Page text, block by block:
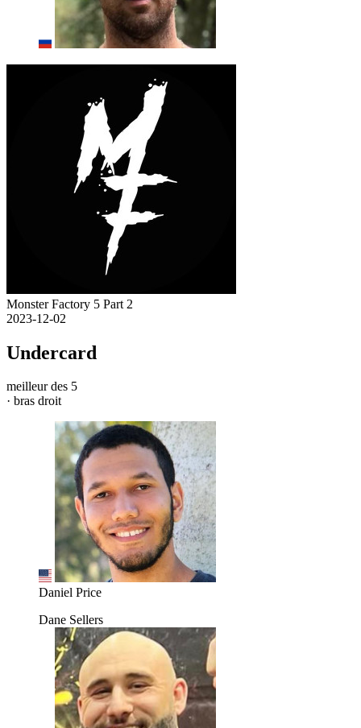
Monster Factory 5 Part 2
2023-12-02
Undercard
meilleur des 5
· bras droit
Daniel Price
Dane Sellers